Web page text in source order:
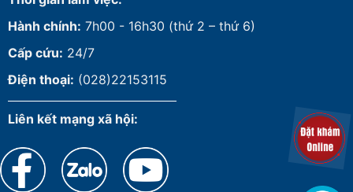
Hành chính: 7h00 - 16h30 (thứ 2 – thứ 6)
Cấp cứu: 24/7
Điện thoại: (028)22153115
Liên kết mạng xã hội: